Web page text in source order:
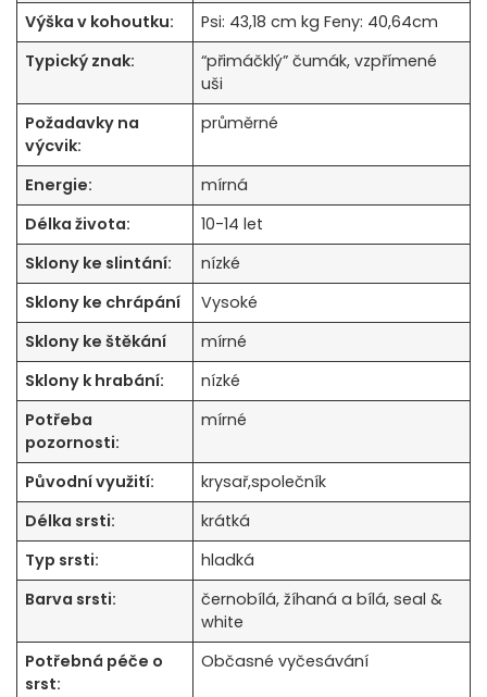
Výška v kohoutku:
Psi: 43,18 cm kg Feny: 40,64cm
Typický znak:
“přimáčklý” čumák, vzpřímené
uši
Požadavky na
výcvik:
průměrné
Energie:
mírná
Délka života:
10-14 let
Sklony ke slintání:
nízké
Sklony ke chrápání
Vysoké
Sklony ke štěkání
mírné
Sklony k hrabání:
nízké
Potřeba
pozornosti:
mírné
Původní využití:
krysař,společník
Délka srsti:
krátká
Typ srsti:
hladká
Barva srsti:
černobílá, žíhaná a bílá, seal &
white
Potřebná péče o
srst:
Občasné vyčesávání